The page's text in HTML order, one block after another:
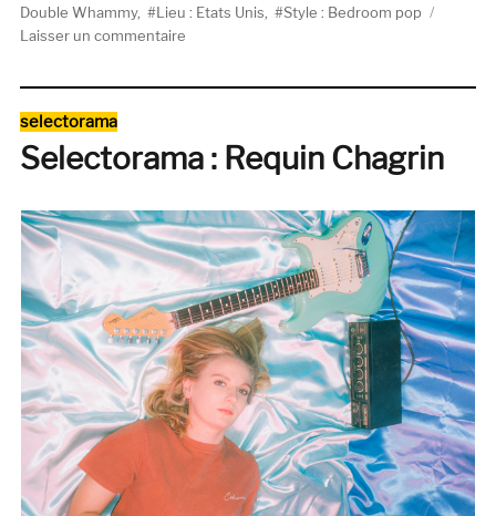
Double Whammy, Lieu : Etats Unis,
Style : Bedroom pop
Laisser un commentairesur
Double
Whammy)
Catégories
selectorama
Selectorama : Requin Chagrin